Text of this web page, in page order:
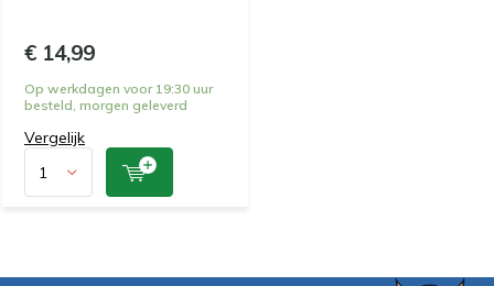
€ 14,99
Op werkdagen voor 19:30 uur
besteld, morgen geleverd
Vergelijk